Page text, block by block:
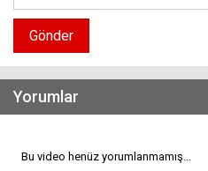
Gönder
Yorumlar
Bu video henüz yorumlanmamış...